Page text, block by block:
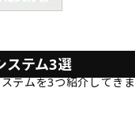
ステム3選
テムを3つ紹介してきま